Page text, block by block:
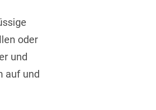
oder
und
auf und